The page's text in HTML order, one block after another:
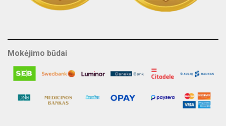
Mokėjimo būdai